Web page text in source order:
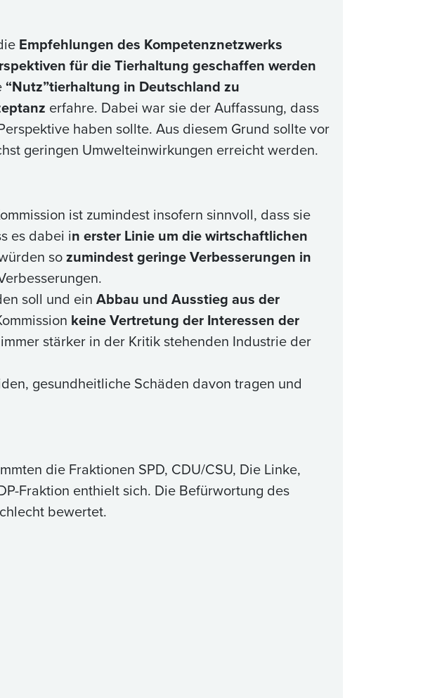
Empfehlungen des Kompetenznetzwerks
für die Tierhaltung geschaffen werden
“Nutz”tierhaltung in Deutschland zu
erfahre. Dabei war sie der Auffassung, dass
haben sollte. Aus diesem Grund sollte vor
geringen Umwelteinwirkungen erreicht werden.
ist zumindest insofern sinnvoll, dass sie
es dabei in erster Linie um die wirtschaftlichen
sozumindest geringe Verbesserungen in
soll und einAbbau und Ausstieg aus der
keine Vertretung der Interessen der
stärker in der Kritik stehenden Industrie der
gesundheitliche Schäden davon tragen und
die Fraktionen SPD, CDU/CSU, Die Linke,
Fraktion enthielt sich. Die Befürwortung des
bewertet.